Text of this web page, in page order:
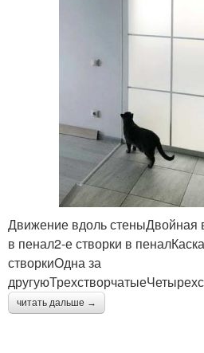
Движение вдоль стеныДвойная
в пенал2-е створки в
створкиОдна за
читать дальше →